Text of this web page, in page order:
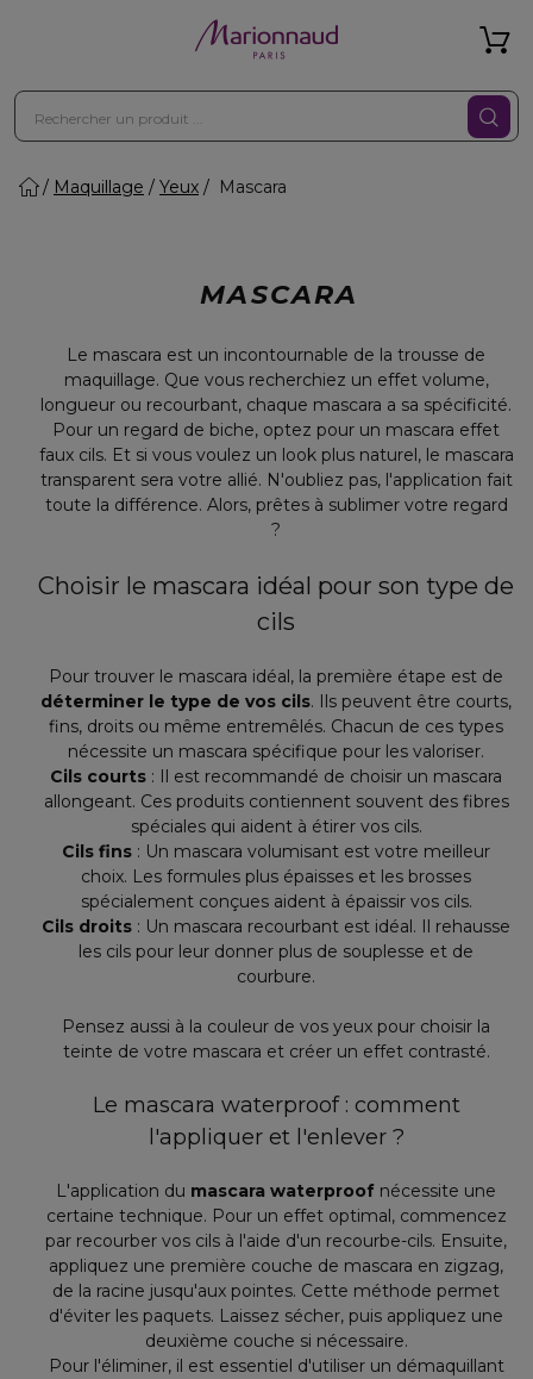
Maquillage Yeux Mascara
MASCARA
Le mascara est un incontournable de la trousse de
maquillage. Que vous recherchiez un effet volume,
longueur ou recourbant, chaque mascara a sa spécificité.
Pour un regard de biche, optez pour un mascara effet
faux cils. Et si vous voulez un look plus naturel, le mascara
transparent sera votre allié. N'oubliez pas, l'application fait
toute la différence. Alors, prêtes à sublimer votre regard
?
Choisir le mascara idéal pour son type de
cils
Pour trouver le mascara idéal, la première étape est de
déterminer le type de vos cils. Ils peuvent être courts,
fins, droits ou même entremêlés. Chacun de ces types
nécessite un mascara spécifique pour les valoriser.
Cils courts : Il est recommandé de choisir un mascara
allongeant. Ces produits contiennent souvent des fibres
spéciales qui aident à étirer vos cils.
Cils fins : Un mascara volumisant est votre meilleur
choix. Les formules plus épaisses et les brosses
spécialement conçues aident à épaissir vos cils.
Cils droits : Un mascara recourbant est idéal. Il rehausse
les cils pour leur donner plus de souplesse et de
courbure.
Pensez aussi à la couleur de vos yeux pour choisir la
teinte de votre mascara et créer un effet contrasté.
Le mascara waterproof : comment
l'appliquer et l'enlever ?
L'application du mascara waterproof nécessite une
certaine technique. Pour un effet optimal, commencez
par recourber vos cils à l'aide d'un recourbe-cils. Ensuite,
appliquez une première couche de mascara en zigzag,
de la racine jusqu'aux pointes. Cette méthode permet
d'éviter les paquets. Laissez sécher, puis appliquez une
deuxième couche si nécessaire.
Pour l'éliminer, il est essentiel d'utiliser un démaquillant